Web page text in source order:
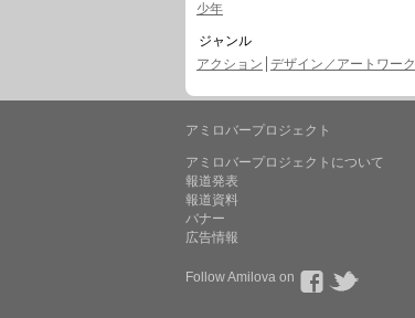
少年
ジャンル
アクション デザイン／アートワーク
アミロバープロジェクト
アミロバープロジェクトについて
報道発表
報道資料
バナー
広告情報
Follow Amilova on